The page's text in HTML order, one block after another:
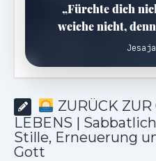
„Fürchte dich
weiche nicht,
ZURÜCK
LEBENS |
Stille, Erneuerung
Gott